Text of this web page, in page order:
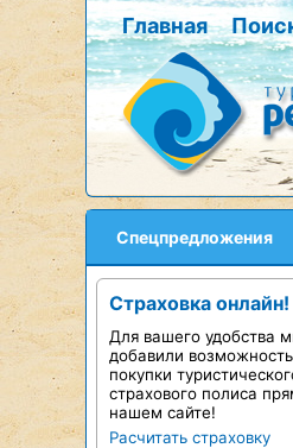
Главная
Спецпредложения
Страховка онлайн!
Для вашего удобства
добавили возможность
покупки
страхового полиса
нашем сайте!
Расчитать страховку